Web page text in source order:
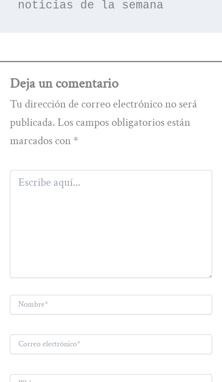
noticias de la semana
Deja un comentario
Tu dirección de correo electrónico no será
publicada. Los campos obligatorios están
marcados con *
Escribe
aquí...
Nombre*
Correo
electrónico*
Web